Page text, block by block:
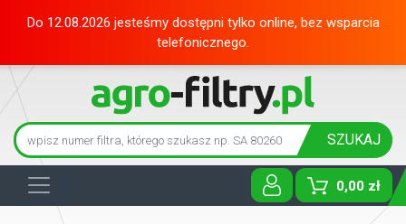
Do 12.08.2026 jesteśmy dostępni tylko online, bez wsparcia
telefonicznego.
SZUKAJ
0,00 zł
Toggle